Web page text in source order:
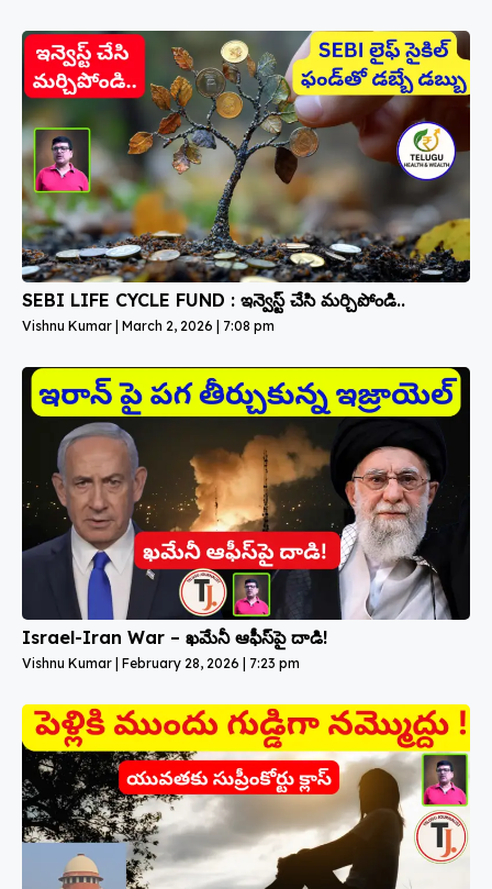
SEBI LIFE CYCLE FUND : ఇన్వెస్ట్ చేసి మర్చిపోండి..
Vishnu Kumar March 2, 2026 7:08 pm
Israel-Iran War – ఖమేనీ ఆఫీస్‌పై దాడి!
Vishnu Kumar February 28, 2026 7:23 pm